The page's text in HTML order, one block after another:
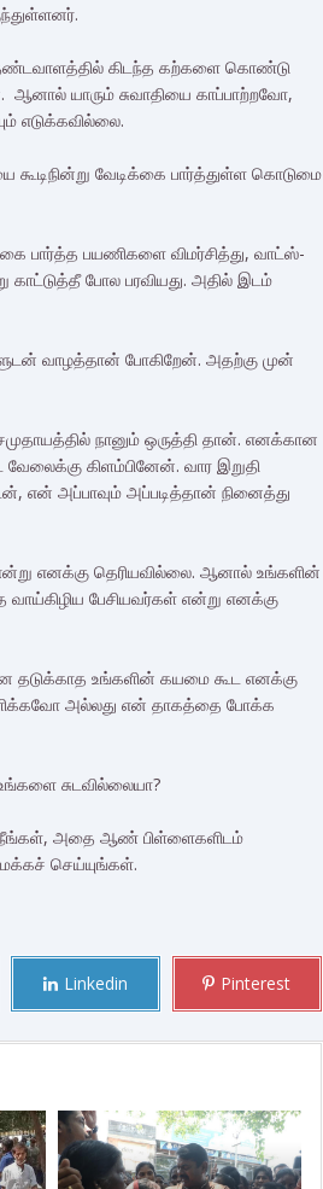
கிடந்த கற்களை கொண்டு
ஆனால் யாரும் சுவாதியை காப்பாற்றவோ,
எடுக்கவில்லை.
கூடிநின்று வேடிக்கை பார்த்துள்ள கொடுமை
பார்த்த பயணிகளை விமர்சித்து, வாட்ஸ்-
காட்டுத்தீ போல பரவியது. அதில் இடம்
வாழத்தான் போகிறேன். அதற்கு முன்
நானும் ஒருத்தி தான். எனக்கான
கிளம்பினேன். வார இறுதி
என் அப்பாவும் அப்படித்தான் நினைத்து
எனக்கு தெரியவில்லை. ஆனால் உங்களின்
பேசியவர்கள் என்று எனக்கு
உங்களின் கயமை கூட எனக்கு
அல்லது என் தாகத்தை போக்க
சுடவில்லையா?
நீங்கள், அதை ஆண் பிள்ளைகளிடம்
செய்யுங்கள்.
Linkedin Pinterest